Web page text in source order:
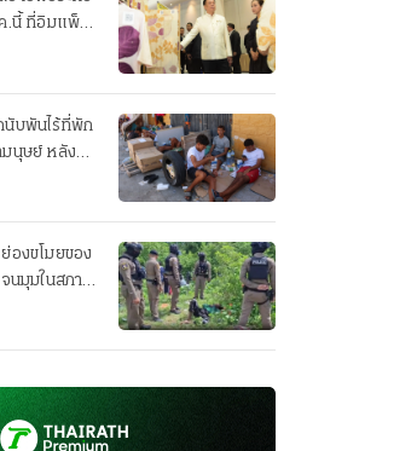
ค.นี้ ที่อิมแพ็ค
นับพันไร้ที่พัก
มนุษย์ หลัง
องขโมยของ
นมุมในสภาพ